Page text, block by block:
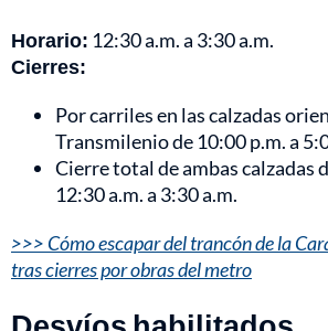
Horario: 12:30 a.m. a 3:30 a.m.
Cierres:
Por carriles en las calzadas
Transmilenio de 10:00 p.m. a
Cierre total de ambas calzadas
12:30 a.m. a 3:30 a.m.
>>> Cómo escapar del trancón de la
tras cierres por obras del metro